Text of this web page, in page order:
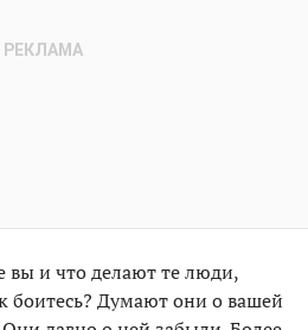
вы и что делают те люди,
боитесь? Думают они о вашей